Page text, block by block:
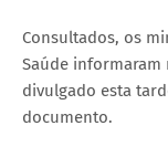
Consultados, os
Saúde
divulgado esta
documento.